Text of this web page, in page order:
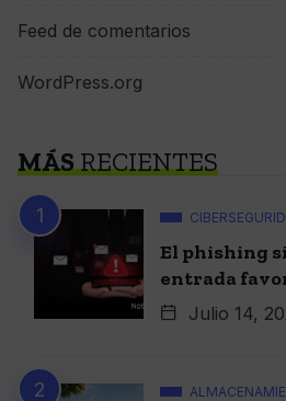
Feed de comentarios
WordPress.org
MÁSRECIENTES
El phishing
entrada
Julio 14,